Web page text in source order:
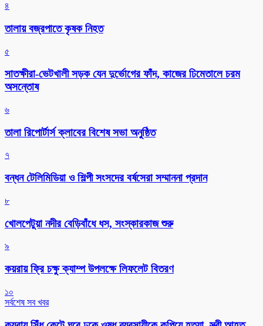
৪
তালায় বজ্রপাতে কৃষক নিহত
৫
সাতক্ষীরা-ভেটখালী সড়ক যেন দুর্ভোগের ফাঁদ, কাজের ঢিমেতালে চরম
অসন্তোষ
৬
‎তালা রিপোর্টার্স ক্লাবের বিশেষ সভা অনুষ্ঠিত
৭
বন্ধন টেলিমিডিয়া ও শিল্পী সংসদের বর্ষসেরা সম্মাননা প্রদান
৮
খোলপেটুয়া নদীর বেড়িবাঁধে ধস, সংস্কারকাজ শুরু
৯
কয়রায় ফ্রি চক্ষু ক্যাম্প উপলক্ষে লিফলেট বিতরণ
১০
সর্বশেষ সব খবর